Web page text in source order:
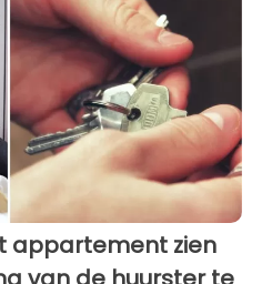
appartement zien